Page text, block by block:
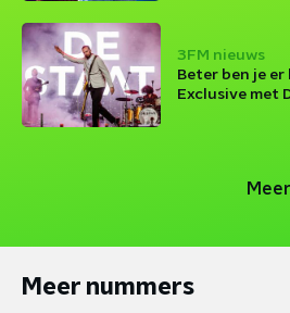
3FM nieuws
Beter ben je er
Exclusive met
Meer nummers